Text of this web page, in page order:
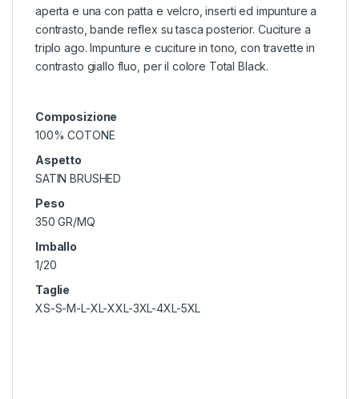
aperta e una con patta e velcro, inserti ed impunture a
contrasto, bande reflex su tasca posterior. Cuciture a
triplo ago. Impunture e cuciture in tono, con travette in
contrasto giallo fluo, per il colore Total Black.
Composizione
100% COTONE
Aspetto
SATIN BRUSHED
Peso
350 GR/MQ
Imballo
1/20
Taglie
XS-S-M-L-XL-XXL-3XL-4XL-5XL